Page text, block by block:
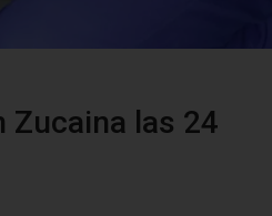
Zucaina las 24